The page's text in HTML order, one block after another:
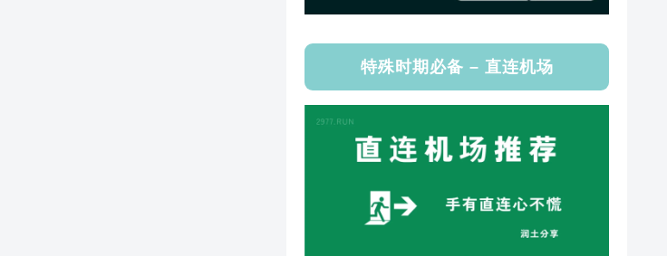
特殊时期必备 – 直连机场